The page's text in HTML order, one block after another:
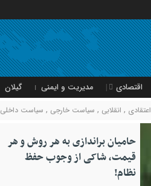
اقتصادی مدیریت و ایمنی گیلان
اعتقادی , انقلابی , سیاست خارجی , سیاست داخلی
حامیان براندازی به هر روش و هر
قیمت، شاکی از وجوب حفظ
نظام!